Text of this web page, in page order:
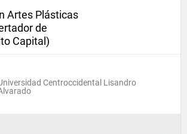
Artes Plásticas
de
Capital)
Centroccidental Lisandro